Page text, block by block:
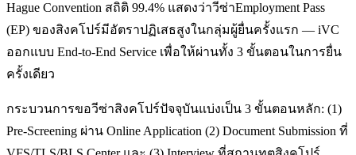
Hague Convention สถิติ 99.4% แสดงว่าวีซ่าEmployment Pass
(EP) ของสิงคโปร์มีอัตราปฏิเสธสูงในกลุ่มผู้ยื่นครั้งแรก — iVC
ออกแบบ End-to-End Service เพื่อให้ผ่านทั้ง 3 ขั้นตอนในการยื่น
ครั้งเดียว
กระบวนการขอวีซ่าสิงคโปร์ปัจจุบันแบ่งเป็น 3 ขั้นตอนหลัก: (1)
Pre-Screening ผ่าน Online Application (2) Document Submission ที่